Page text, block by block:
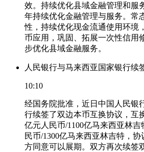
效。持续优化县域金融管理和服
年持续优化金融管理与服务。常
性，持续优化现金流通使用环境
币应用，巩固、拓展一次性信用
步优化县域金融服务。
人民银行与马来西亚国家银行续
10:10
经国务院批准，近日中国人民银
行续签了双边本币互换协议，互
亿元人民币/1100亿马来西亚林吉
民币/1300亿马来西亚林吉特，
方同意可以展期。双方再次续签